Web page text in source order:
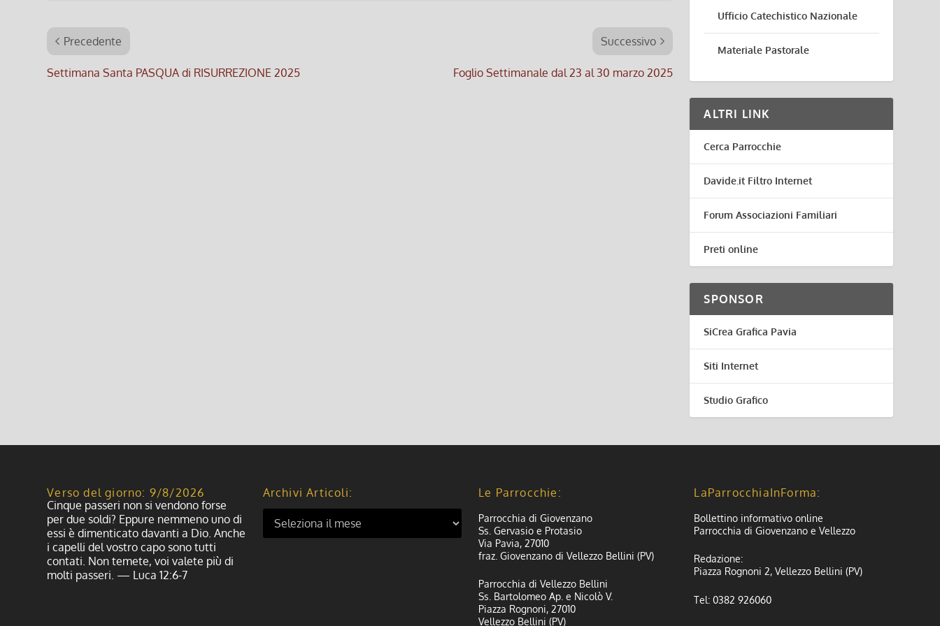
Precedente
Settimana Santa PASQUA di RISURREZIONE 2025
Successivo
Foglio Settimanale dal 23 al 30 marzo 2025
Ufficio Catechistico Nazionale
Materiale Pastorale
ALTRI LINK
Cerca Parrocchie
Davide.it Filtro Internet
Forum Associazioni Familiari
Preti online
SPONSOR
SiCrea Grafica Pavia
Siti Internet
Studio Grafico
Verso del giorno: 9/8/2026
Cinque passeri non si vendono forse
per due soldi? Eppure nemmeno uno di
essi è dimenticato davanti a Dio. Anche
i capelli del vostro capo sono tutti
contati. Non temete, voi valete più di
molti passeri. — Luca 12:6-7
Archivi Articoli: Le Parrocchie:
Parrocchia di Giovenzano
Ss. Gervasio e Protasio
Via Pavia, 27010
fraz. Giovenzano di Vellezzo Bellini (PV)
Parrocchia di Vellezzo Bellini
Ss. Bartolomeo Ap. e Nicolò V.
Piazza Rognoni, 27010
Vellezzo Bellini (PV)
LaParrocchiaInForma:
Bollettino informativo online
Parrocchia di Giovenzano e Vellezzo
Redazione:
Piazza Rognoni 2, Vellezzo Bellini (PV)
Tel: 0382 926060